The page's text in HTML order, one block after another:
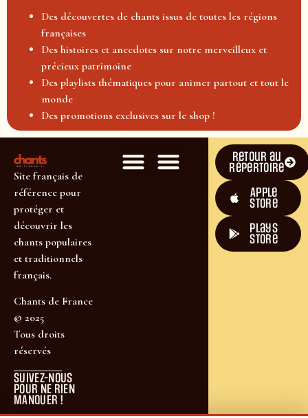
Des découvertes de chants issus de toutes les régions
françaises
Des histoires et anecdotes sur notre merveilleux et
précieux patrimoine
Des playlists thématiques pour animer partout et tout le
monde
Des promotions exclusives sur le shop !
Site français de
référence pour
protéger et
découvrir les
chants populaires
et traditionnels
français.
Chants de France
© 2025
Tous droits
réservés
SUIVEZ-NOUS
POUR NE RIEN
MANQUER !
Retour au
répertoire
Apple
Store
plays
store